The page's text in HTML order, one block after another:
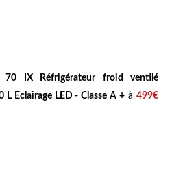
70 IX
Réfrigérateur froid ventilé
Eclairage LED - Classe A + à499€